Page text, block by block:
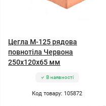
Цегла М-125 рядова
повнотіла Червона
250х120х65 мм
В наявності
Код товару: 105872